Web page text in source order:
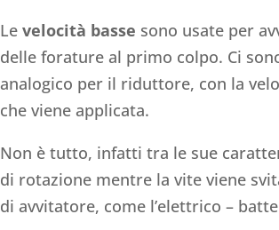
Levelocità basse sono usate per
delle forature al primo colpo. Ci
analogico per il riduttore, con la
che viene applicata.
Non è tutto, infatti tra le sue
di rotazione mentre la vite viene
di avvitatore, come l’elettrico –